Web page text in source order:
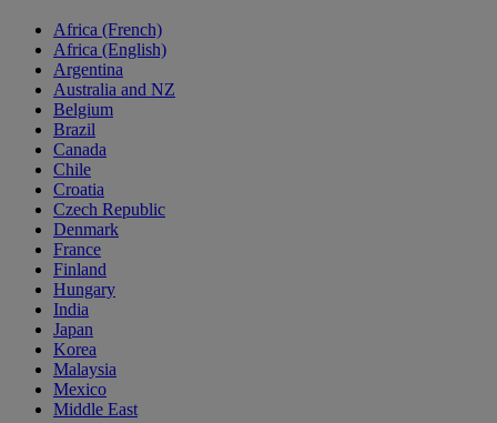
Africa (French)
Africa (English)
Argentina
Australia and NZ
Belgium
Brazil
Canada
Chile
Croatia
Czech Republic
Denmark
France
Finland
Hungary
India
Japan
Korea
Malaysia
Mexico
Middle East